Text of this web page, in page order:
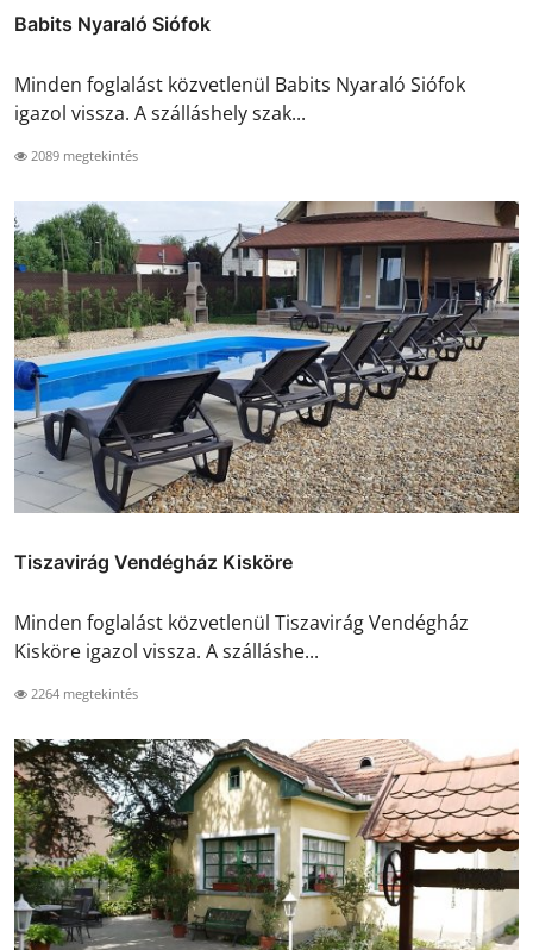
Babits Nyaraló Siófok
Minden foglalást közvetlenül Babits Nyaraló Siófok
igazol vissza. A szálláshely szak...
2089 megtekintés
Tiszavirág Vendégház Kisköre
Minden foglalást közvetlenül Tiszavirág Vendégház
Kisköre igazol vissza. A szálláshe...
2264 megtekintés